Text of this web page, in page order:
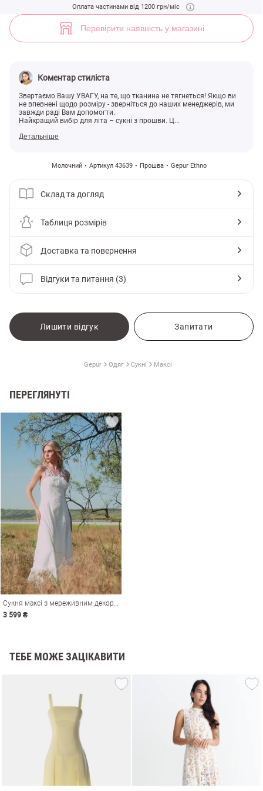
Оплата частинами від 1200 грн/міс
Перевірити наявність у магазині
Коментар стиліста
Звертаємо Вашу УВАГУ, на те, що тканина не тягнеться! Якщо ви
не впевнені щодо розміру - зверніться до наших менеджерів, ми
завжди раді Вам допомогти.
Найкращий вибір для літа – сукні з прошви. Ц...
Детальніше
Молочний Артикул 43639 Прошва Gepur Ethno
Склад та догляд
Таблиця розмірів
Доставка та повернення
Відгуки та питання (3)
Лишити відгук Запитати
Gepur Одяг Сукні Максі
ПЕРЕГЛЯНУТІ
Сукня максі з мереживним декором
3 599 ₴
ТЕБЕ МОЖЕ ЗАЦІКАВИТИ
Сукня максі з мереживним декором (арт. 43639) ♡ інтернет-